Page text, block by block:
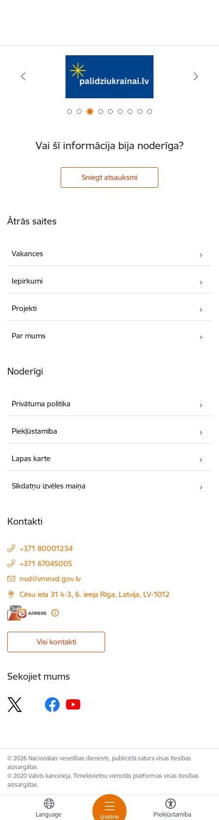
Izvēlne
Language Piekļūstamība
Vai šī informācija bija noderīga?
Sniegt atsauksmi
Ātrās saites
Vakances
Iepirkumi
Projekti
Par mums
Noderīgi
Privātuma politika
Piekļūstamība
Lapas karte
Sīkdatņu izvēles maiņa
Kontakti
+371 80001234
+371 67045005
E-pasts:
nvd@vmnvd.gov.lv
Cēsu iela 31 k-3, 6. ieeja Rīga, Latvija, LV-1012
Visi kontakti
Sekojiet mums
© 2026 Nacionālais veselības dienests, publicētā satura visas tiesības
aizsargātas.
© 2020 Valsts kanceleja, Tīmekļvietņu vienotās platformas visas tiesības
aizsargātas.